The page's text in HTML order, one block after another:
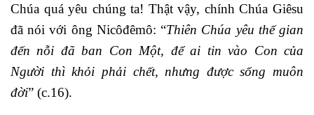
Chúa quá yêu chúng ta! Thật vậy, chính Chúa Giêsu
đã nói với ông Nicôđêmô: “Thiên Chúa yêu thế gian
đến nỗi đã ban Con Một, để ai tin vào Con của
Người thì khỏi phải chết, nhưng được sống muôn
đời” (c.16).